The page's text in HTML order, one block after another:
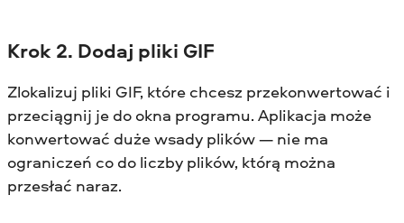
Krok 2. Dodaj pliki GIF
Zlokalizuj pliki GIF, które chcesz przekonwertować i
przeciągnij je do okna programu. Aplikacja może
konwertować duże wsady plików — nie ma
ograniczeń co do liczby plików, którą można
przesłać naraz.